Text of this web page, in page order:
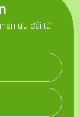
ưu đãi từ